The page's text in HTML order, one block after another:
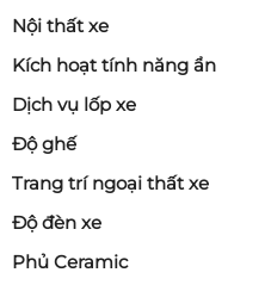
Nội thất xe
Kích hoạt tính năng ẩn
Dịch vụ lốp xe
Độ ghế
Trang trí ngoại thất xe
Độ đèn xe
Phủ Ceramic